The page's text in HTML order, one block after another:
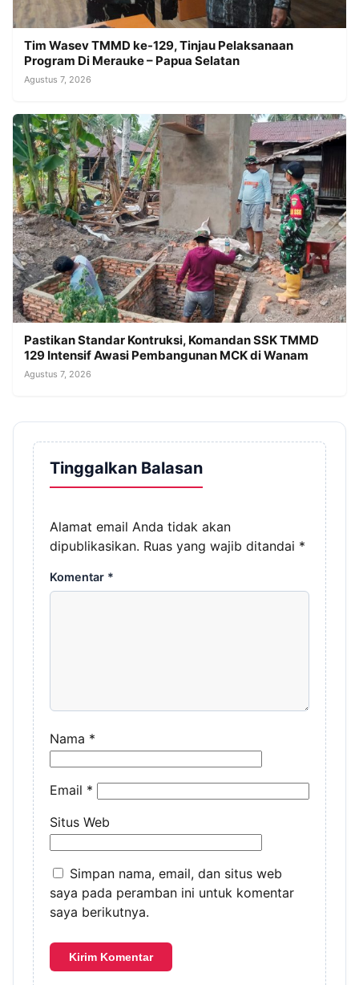
Tim Wasev TMMD ke-129, Tinjau Pelaksanaan
Program Di Merauke – Papua Selatan
Agustus 7, 2026
Pastikan Standar Kontruksi, Komandan SSK TMMD
129 Intensif Awasi Pembangunan MCK di Wanam
Agustus 7, 2026
Tinggalkan Balasan
Alamat email Anda tidak akan
dipublikasikan. Ruas yang wajib ditandai *
Komentar *
Nama *
Email *
Situs Web
Simpan nama, email, dan situs web
saya pada peramban ini untuk komentar
saya berikutnya.